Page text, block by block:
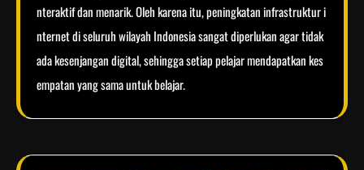
nteraktif dan menarik. Oleh karena itu, peningkatan infrastruktur i
nternet di seluruh wilayah Indonesia sangat diperlukan agar tidak
ada kesenjangan digital, sehingga setiap pelajar mendapatkan kes
empatan yang sama untuk belajar.